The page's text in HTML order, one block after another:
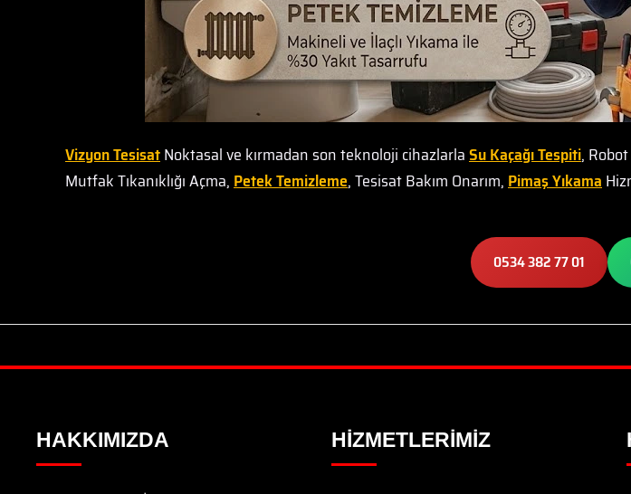
Vizyon TesisatNoktasal ve kırmadan son teknoloji cihazlarlaSu Kaçağı Tespiti,
Mutfak Tıkanıklığı Açma,Petek Temizleme, Tesisat Bakım Onarım,Pimaş Yıkama
0534 382 77 01
HAKKIMIZDA HIZMETLERIMIZ